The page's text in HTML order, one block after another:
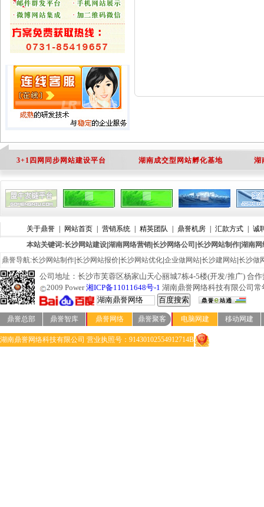
3+1四网同步网站建设平台 湖南成交型网站孵化基地 湖
关于鼎誉 网站首页 营销系统 精英团队 鼎誉机房 汇款方式
诚
本站关键词:长沙网站建设|湖南网络营销|长沙网络公司|长沙网站制作|湖南
鼎誉导航:长沙网站制作| 长沙网站报价| 长沙网站优化| 企业做网站| 长沙建网站| 长沙做
公司地址：长沙市芙蓉区杨家山天心丽城7栋4-5楼(开发/推广) 合
2009 Power湘ICP备11011648号-1 湖南鼎誉网络科技有限公司
鼎誉总部 鼎誉智库 鼎誉网络 鼎誉聚客 电脑网建 移动网建
湖南鼎誉网络科技有限公司 营业执照号：91430102554912714B